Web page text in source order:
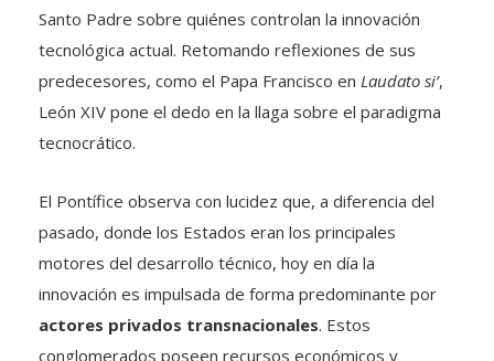
Santo Padre sobre quiénes controlan la innovación
tecnológica actual. Retomando reflexiones de sus
predecesores, como el Papa Francisco en Laudato si’,
León XIV pone el dedo en la llaga sobre el paradigma
tecnocrático.
El Pontífice observa con lucidez que, a diferencia del
pasado, donde los Estados eran los principales
motores del desarrollo técnico, hoy en día la
innovación es impulsada de forma predominante por
actores privados transnacionales. Estos
conglomerados poseen recursos económicos y